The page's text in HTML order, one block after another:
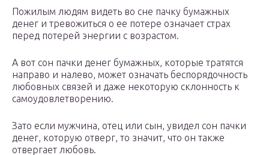
Пожилым людям видеть во сне пачку бумажных
денег и тревожиться о ее потере означает страх
перед потерей энергии с возрастом.
А вот сон пачки денег бумажных, которые тратятся
направо и налево, может означать беспорядочность
любовных связей и даже некоторую склонность к
самоудовлетворению.
Зато если мужчина, отец или сын, увидел сон пачки
денег, которую отверг, то значит, что он также
отвергает любовь.